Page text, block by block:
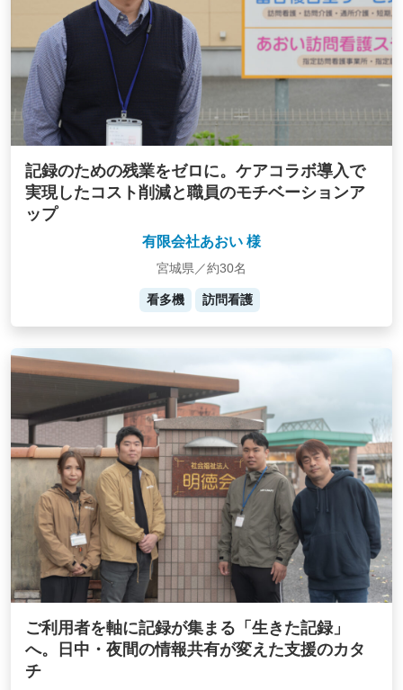
記録のための残業をゼロに。ケアコラボ導入で
実現したコスト削減と職員のモチベーションア
ップ
有限会社あおい 様
宮城県／約30名
看多機 訪問看護
ご利用者を軸に記録が集まる「生きた記録」
へ。日中・夜間の情報共有が変えた支援のカタ
チ